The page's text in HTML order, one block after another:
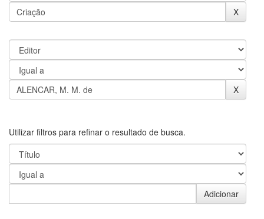
Utilizar filtros para refinar o resultado de busca.